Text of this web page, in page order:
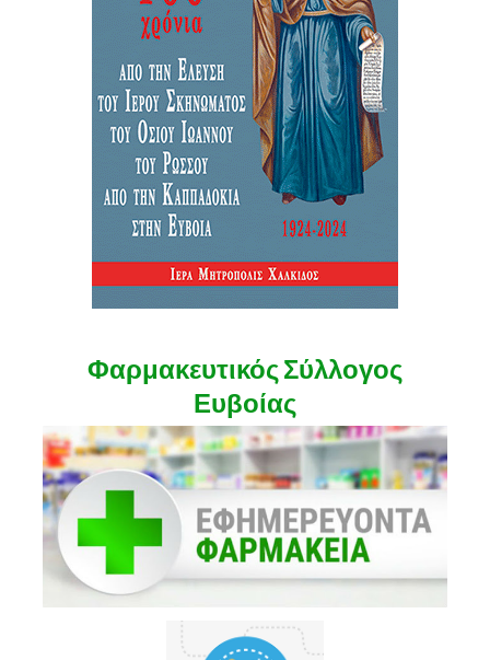
Φαρμακευτικός Σύλλογος
Ευβοίας